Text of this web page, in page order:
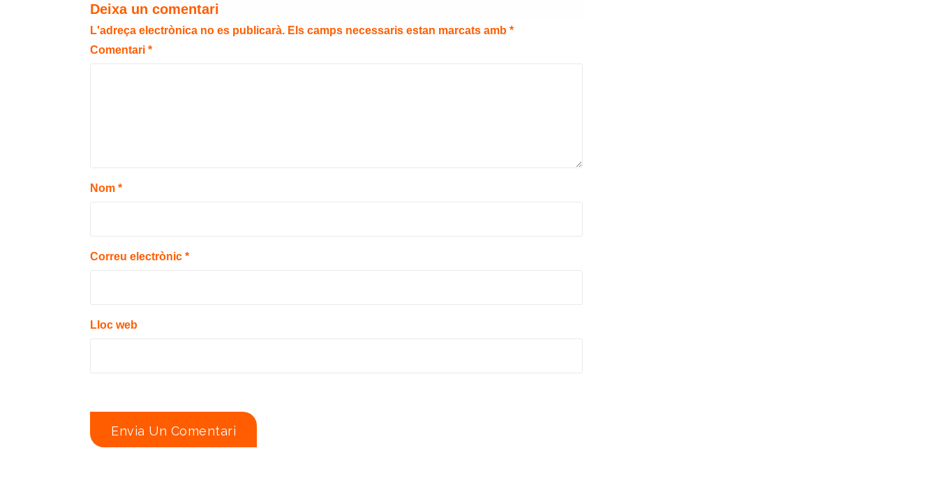
Deixa un comentari
L'adreça electrònica no es publicarà. Els camps necessaris estan marcats amb *
Comentari *
Nom *
Correu electrònic *
Lloc web